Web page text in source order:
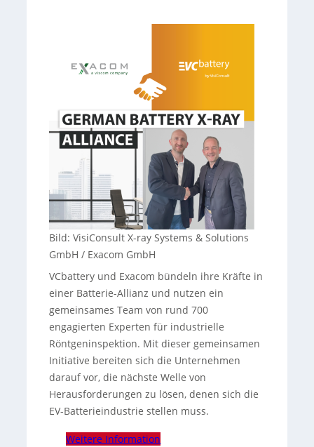
Bild: VisiConsult X-ray Systems & Solutions
GmbH / Exacom GmbH
VCbattery und Exacom bündeln ihre Kräfte in
einer Batterie-Allianz und nutzen ein
gemeinsames Team von rund 700
engagierten Experten für industrielle
Röntgeninspektion. Mit dieser gemeinsamen
Initiative bereiten sich die Unternehmen
darauf vor, die nächste Welle von
Herausforderungen zu lösen, denen sich die
EV-Batterieindustrie stellen muss.
Weitere Information